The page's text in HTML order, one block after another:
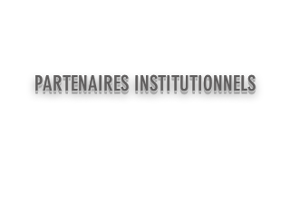
PARTENAIRES INSTITUTIONNELS